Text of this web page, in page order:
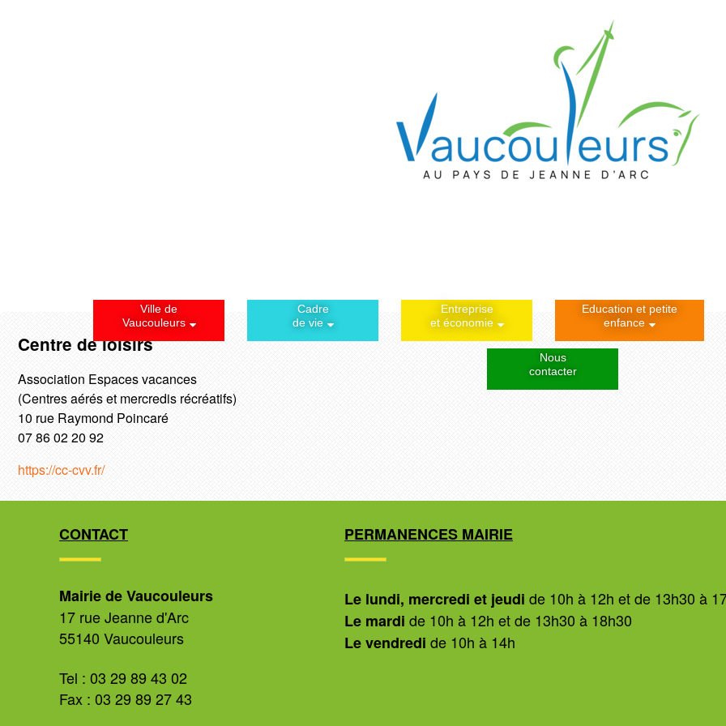
Ville de
Vaucouleurs
Cadre
de vie
Entreprise
et économie
Education et petite
enfance
Nous
contacter
Centre de loisirs
Association Espaces vacances
(Centres aérés et mercredis récréatifs)
10 rue Raymond Poincaré
07 86 02 20 92
https://cc-cvv.fr/
CONTACT
Mairie de Vaucouleurs
17 rue Jeanne d'Arc
55140 Vaucouleurs
Tel : 03 29 89 43 02
Fax : 03 29 89 27 43
PERMANENCES MAIRIE
Le lundi, mercredi et jeudi de 10h à 12h et de 13h30 à
Le mardi de 10h à 12h et de 13h30 à 18h30
Le vendredi de 10h à 14h